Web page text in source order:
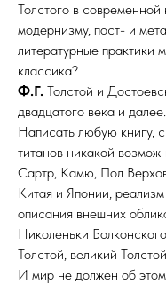
Толстого в современной
модернизму, пост- и
литературные практики
классика?
Ф.Г. Толстой и
двадцатого века и далее.
Написать любую книгу,
титанов никакой
Сартр, Камю, Пол
Китая и Японии,
описания внешних
Николеньки
Толстой, великий
И мир не должен об